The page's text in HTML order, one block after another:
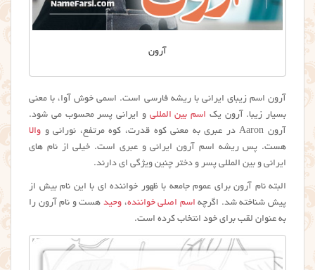
آرون
آرون اسم زیبای ایرانی با ریشه فارسی است. اسمی خوش آوا، با معنی
بسیار زیبا. آرون یک اسم بین المللی و ایرانی پسر محسوب می شود.
آرون Aaron در عبری به معنی کوه قدرت، کوه مرتفع، نورانی و
والا
هست. پس ریشه اسم آرون ایرانی و عبری است. خیلی از نام های
ایرانی و بین المللی پسر و دختر چنین ویژگی ای دارند.
البته نام آرون برای عموم جامعه با ظهور خواننده ای با این نام بیش از
پیش شناخته شد. اگرچه اسم اصلی خواننده،وحید هست و نام آرون را
به عنوان لقب برای خود انتخاب کرده است.